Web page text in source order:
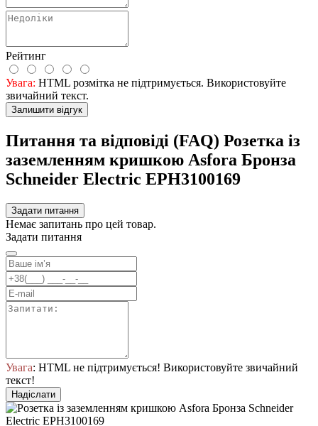
Рейтинг
Увага: HTML розмітка не підтримується. Використовуйте
звичайний текст.
Залишити відгук
Питання та відповіді (FAQ) Розетка із
заземленням кришкою Asfora Бронза
Schneider Electric EPH3100169
Задати питання
Немає запитань про цей товар.
Задати питання
Увага: HTML не підтримується! Використовуйте звичайний
текст!
Надіслати